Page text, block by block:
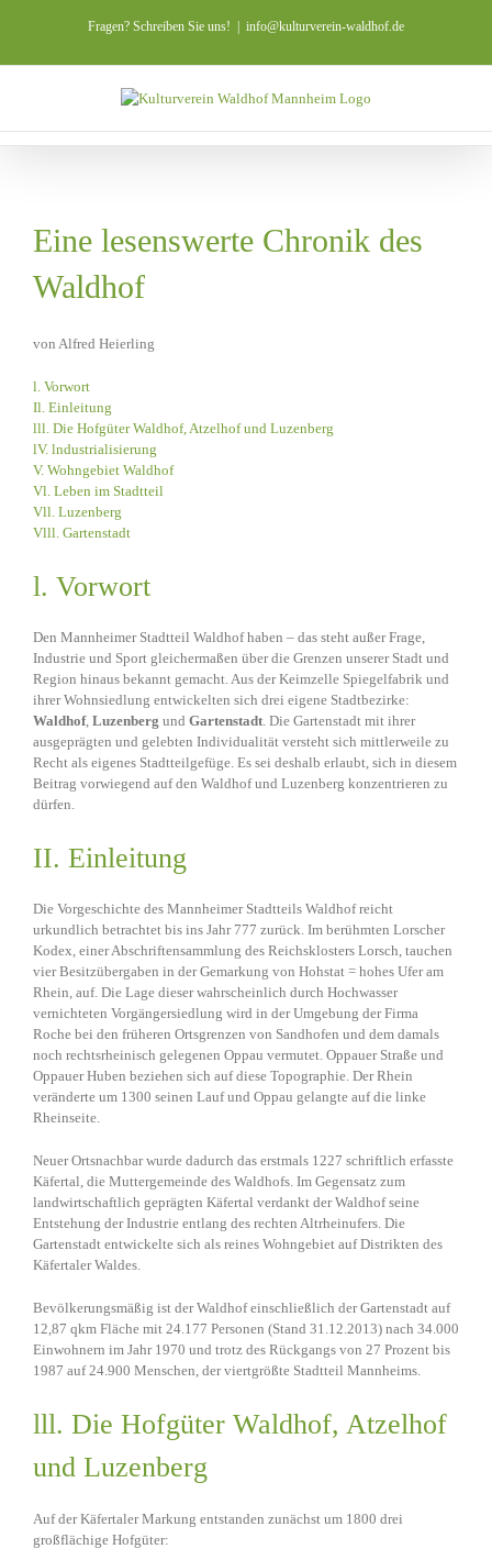
Fragen? Schreiben Sie uns! info@kulturverein-waldhof.de
Eine lesenswerte Chronik des
Waldhof
von Alfred Heierling
l. Vorwort
Il. Einleitung
lll. Die Hofgüter Waldhof, Atzelhof und Luzenberg
lV. lndustrialisierung
V. Wohngebiet Waldhof
Vl. Leben im Stadtteil
Vll. Luzenberg
Vlll. Gartenstadt
l. Vorwort
Den Mannheimer Stadtteil Waldhof haben – das steht außer Frage,
Industrie und Sport gleichermaßen über die Grenzen unserer Stadt und
Region hinaus bekannt gemacht. Aus der Keimzelle Spiegelfabrik und
ihrer Wohnsiedlung entwickelten sich drei eigene Stadtbezirke:
Waldhof, Luzenberg und Gartenstadt . Die Gartenstadt mit ihrer
ausgeprägten und gelebten Individualität versteht sich mittlerweile zu
Recht als eigenes Stadtteilgefüge. Es sei deshalb erlaubt, sich in diesem
Beitrag vorwiegend auf den Waldhof und Luzenberg konzentrieren zu
dürfen.
II. Einleitung
Die Vorgeschichte des Mannheimer Stadtteils Waldhof reicht
urkundlich betrachtet bis ins Jahr 777 zurück. Im berühmten Lorscher
Kodex, einer Abschriftensammlung des Reichsklosters Lorsch, tauchen
vier Besitzübergaben in der Gemarkung von Hohstat = hohes Ufer am
Rhein, auf. Die Lage dieser wahrscheinlich durch Hochwasser
vernichteten Vorgängersiedlung wird in der Umgebung der Firma
Roche bei den früheren Ortsgrenzen von Sandhofen und dem damals
noch rechtsrheinisch gelegenen Oppau vermutet. Oppauer Straße und
Oppauer Huben beziehen sich auf diese Topographie. Der Rhein
veränderte um 1300 seinen Lauf und Oppau gelangte auf die linke
Rheinseite.
Neuer Ortsnachbar wurde dadurch das erstmals 1227 schriftlich erfasste
Käfertal, die Muttergemeinde des Waldhofs. Im Gegensatz zum
landwirtschaftlich geprägten Käfertal verdankt der Waldhof seine
Entstehung der Industrie entlang des rechten Altrheinufers. Die
Gartenstadt entwickelte sich als reines Wohngebiet auf Distrikten des
Käfertaler Waldes.
Bevölkerungsmäßig ist der Waldhof einschließlich der Gartenstadt auf
12,87 qkm Fläche mit 24.177 Personen (Stand 31.12.2013) nach 34.000
Einwohnern im Jahr 1970 und trotz des Rückgangs von 27 Prozent bis
1987 auf 24.900 Menschen, der viertgrößte Stadtteil Mannheims.
lll. Die Hofgüter Waldhof, Atzelhof
und Luzenberg
Auf der Käfertaler Markung entstanden zunächst um 1800 drei
großflächige Hofgüter: